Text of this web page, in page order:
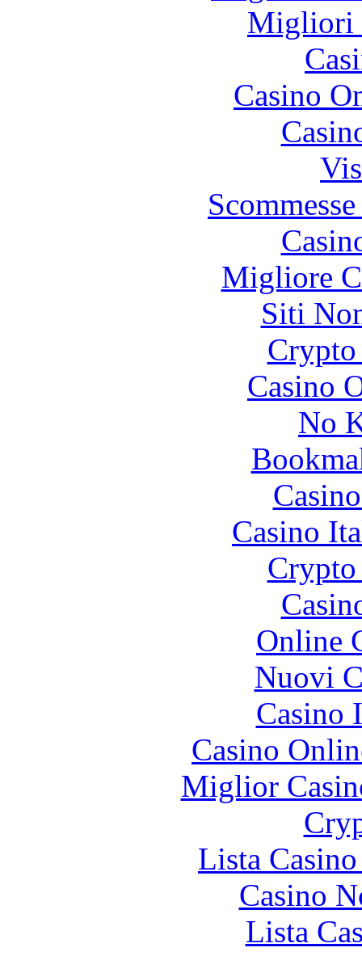
Migliori
Casino
Migliore
Siti
Casino
No
Casino
Online
Nuovi
Casino
Casino
Miglior
Lista
Casino
Lista